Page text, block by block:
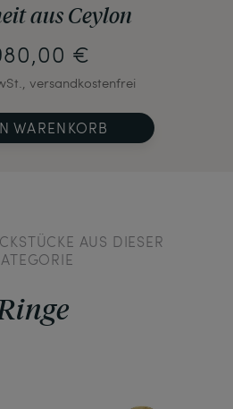
aus Ceylon
€
versandkostenfrei
WARENKORB
AUS DIESER